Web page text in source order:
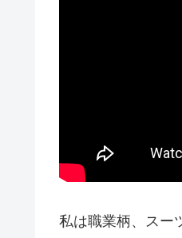
私は職業柄、スー